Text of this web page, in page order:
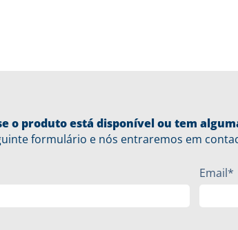
o produto está disponível ou tem
formulário e nós entraremos em
Email*